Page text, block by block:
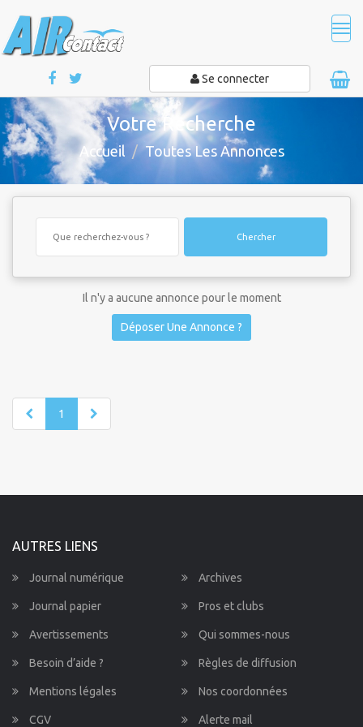
Se connecter
Votre Recherche
Accueil Toutes Les Annonces
Chercher
Il n'y a aucune annonce pour le moment
Déposer Une Annonce ?
1
AUTRES LIENS
Journal numérique Archives
Journal papier Pros et clubs
Avertissements Qui sommes-nous
Besoin d’aide ? Règles de diffusion
Mentions légales Nos coordonnées
CGV Alerte mail